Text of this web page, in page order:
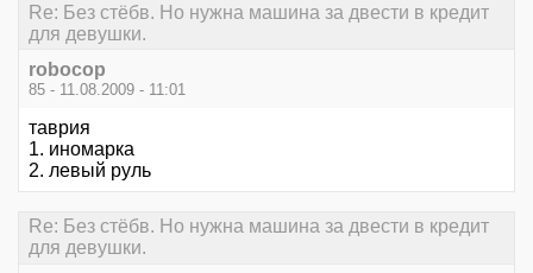
Re: Без стёбв. Но нужна машина за двести в кредит
для девушки.
robocop
85 - 11.08.2009 - 11:01
таврия
1. иномарка
2. левый руль
Re: Без стёбв. Но нужна машина за двести в кредит
для девушки.